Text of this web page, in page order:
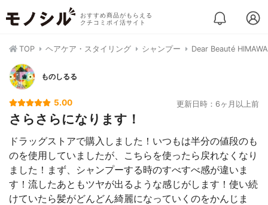
おすすめ商品がもらえる
クチコミポイ活サイト
TOP ヘアケア・スタイリング シャンプー Dear Beauté
ものしるる
5.00 更新日時：6ヶ月以上前
さらさらになります！
ドラッグストアで購入しました！いつもは半分の値段のも
のを使用していましたが、こちらを使ったら戻れなくなり
ました！まず、シャンプーする時のすべすべ感が違いま
す！流したあともツヤが出るような感じがします！使い続
けていたら髪がどんどん綺麗になっていくのをかんじま